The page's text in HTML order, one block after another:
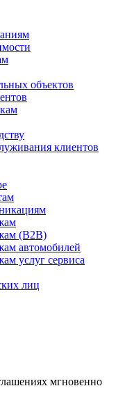
объектов
клиентов
(B2B)
автомобилей
услуг сервиса
лиц
мгновенно